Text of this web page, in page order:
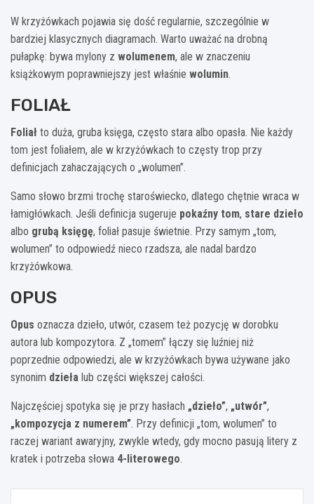
W krzyżówkach pojawia się dość regularnie, szczególnie w
bardziej klasycznych diagramach. Warto uważać na drobną
pułapkę: bywa mylony z wolumenem, ale w znaczeniu
książkowym poprawniejszy jest właśnie wolumin.
FOLIAŁ
Foliał to duża, gruba księga, często stara albo opasła. Nie każdy
tom jest foliałem, ale w krzyżówkach to częsty trop przy
definicjach zahaczających o „wolumen”.
Samo słowo brzmi trochę staroświecko, dlatego chętnie wraca w
łamigłówkach. Jeśli definicja sugeruje pokaźny tom, stare dzieło
albo grubą księgę, foliał pasuje świetnie. Przy samym „tom,
wolumen” to odpowiedź nieco rzadsza, ale nadal bardzo
krzyżówkowa.
OPUS
Opus oznacza dzieło, utwór, czasem też pozycję w dorobku
autora lub kompozytora. Z „tomem” łączy się luźniej niż
poprzednie odpowiedzi, ale w krzyżówkach bywa używane jako
synonim dzieła lub części większej całości.
Najczęściej spotyka się je przy hasłach „dzieło”, „utwór”,
„kompozycja z numerem”. Przy definicji „tom, wolumen” to
raczej wariant awaryjny, zwykle wtedy, gdy mocno pasują litery z
kratek i potrzeba słowa 4-literowego.